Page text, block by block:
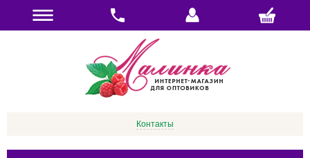
Контакты